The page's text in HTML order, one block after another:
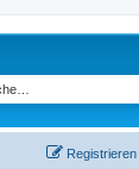
Registrieren